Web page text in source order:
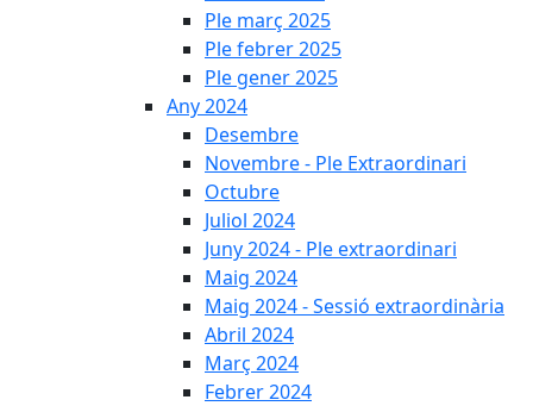
Ple març 2025
Ple febrer 2025
Ple gener 2025
Any 2024
Desembre
Novembre - Ple Extraordinari
Octubre
Juliol 2024
Juny 2024 - Ple extraordinari
Maig 2024
Maig 2024 - Sessió extraordinària
Abril 2024
Març 2024
Febrer 2024